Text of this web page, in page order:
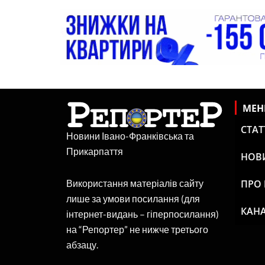
Новини Івано-Франківська та
Прикарпаття
Використання матеріалів сайту
лише за умови посилання (для
інтернет-видань – гіперпосилання)
на “Репортер” не нижче третього
абзацу.
ПРО